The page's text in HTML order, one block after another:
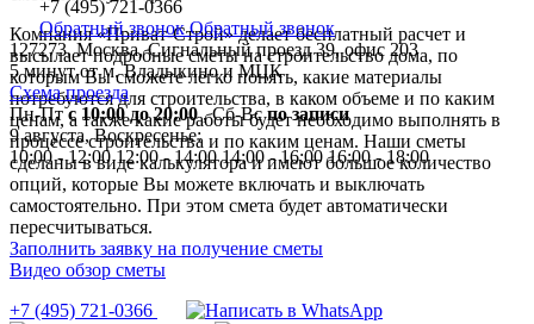
+7 (495) 721-0366
Обратный звонокОбратный звонок
127273, Москва, Сигнальный проезд 39, офис 203
5 минут от м. Владыкино и МЦК
Схема проезда
Пн-Птс 10:00 до 20:00,Сб-Вспо записи
9 августа, Воскресенье:
10:00 - 12:00 12:00 - 14:00 14:00 - 16:00 16:00 - 18:00
Компания «Приват-Строй» делает бесплатный расчет и
высылает подробные сметы на строительство дома, по
которым Вы сможете легко понять, какие материалы
потребуются для строительства, в каком объеме и по каким
ценам, а также какие работы будет необходимо выполнять в
процессе строительства и по каким ценам. Наши сметы
сделаны в виде калькулятора и имеют большое количество
опций, которые Вы можете включать и выключать
самостоятельно. При этом смета будет автоматически
пересчитываться.
Заполнить заявку на получение сметы
Видео обзор сметы
+7 (495) 721-0366